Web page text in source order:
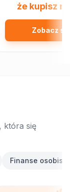
że kupisz
Zobacz
która się
Finanse osobiste